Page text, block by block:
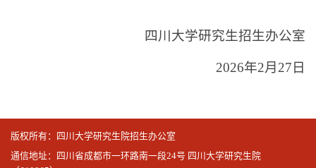
四川大学研究生招生办公室
2026年2月27日
版权所有：四川大学研究生院招生办公室
通信地址：四川省成都市一环路南一段24号 四川大学研究生院